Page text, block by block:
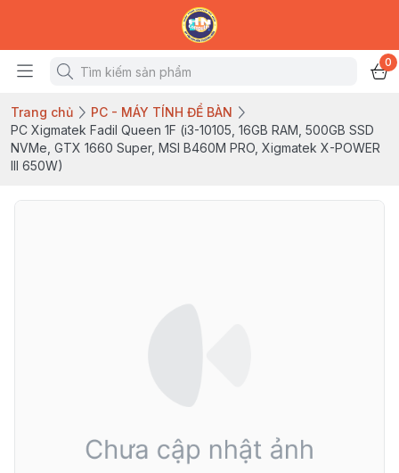
0
Trang chủ
PC - MÁY TÍNH ĐỂ BÀN
PC Xigmatek Fadil Queen 1F (i3-10105, 16GB RAM, 500GB SSD
NVMe, GTX 1660 Super, MSI B460M PRO, Xigmatek X-POWER
III 650W)